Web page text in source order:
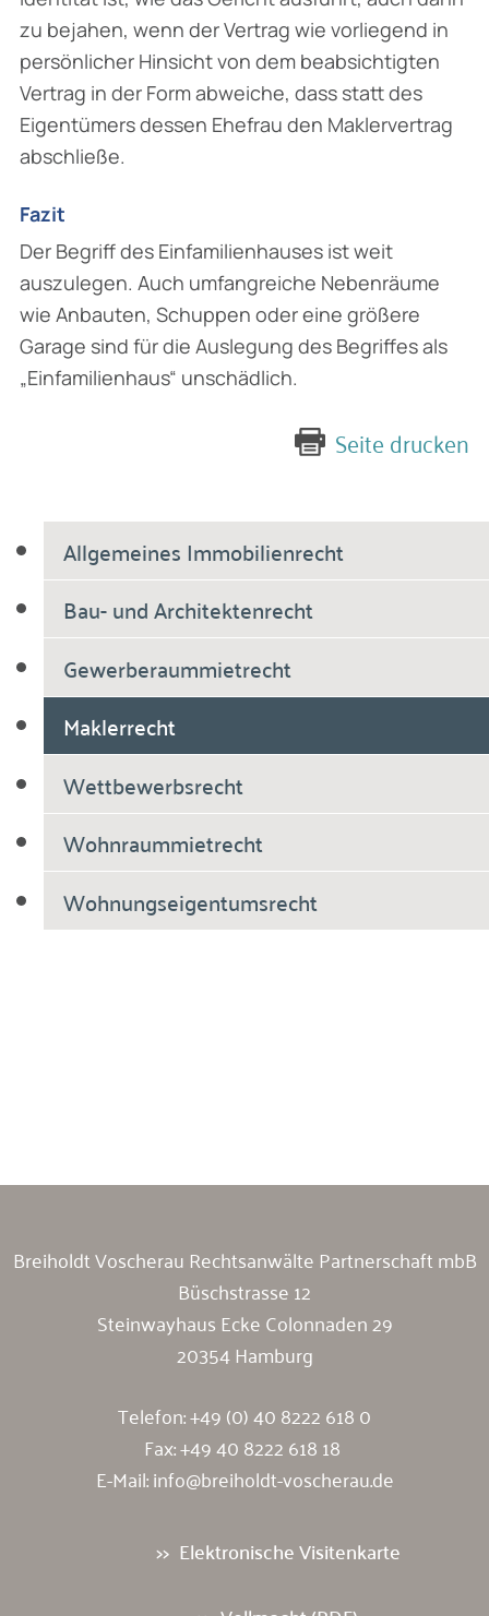
Allgemeines Immobilienrecht
Bau- und Architektenrecht
Gewerberaummietrecht
Maklerrecht
Wettbewerbsrecht
Wohnraummietrecht
Wohnungseigentumsrecht
zu bejahen, wenn der Vertrag wie vorliegend in
persönlicher Hinsicht von dem beabsichtigten
Vertrag in der Form abweiche, dass statt des
Eigentümers dessen Ehefrau den Maklervertrag
abschließe.
Fazit
Der Begriff des Einfamilienhauses ist weit
auszulegen. Auch umfangreiche Nebenräume
wie Anbauten, Schuppen oder eine größere
Garage sind für die Auslegung des Begriffes als
„Einfamilienhaus“ unschädlich.
Seite drucken
Breiholdt Voscherau Rechtsanwälte Partnerschaft mbB
Büschstrasse 12
Steinwayhaus Ecke Colonnaden 29
20354 Hamburg
Telefon:+49 (0) 40 8222 618 0
Fax: +49 40 8222 618 18
E-Mail:info@breiholdt-voscherau.de
Elektronische Visitenkarte